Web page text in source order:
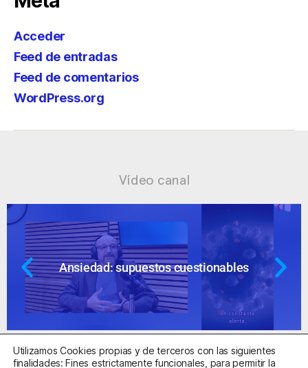
Acceder
Feed de entradas
Feed de comentarios
WordPress.org
Vídeo canal
Ansiedad: supuestos cuestionables
Utilizamos Cookies propias y de terceros con las siguientes
finalidades: Fines estrictamente funcionales, para permitir la